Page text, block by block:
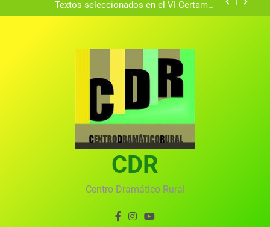
Textos seleccionados en el VI Certamen
Gala del Centro Dramático Rural 2025
Gala 2024 en el Centro Dramático Rural el 20 de
Textos seleccionados en el VI Certamen
Francisco Nieva de piezas breves teatrales
convocado por el Centro Dramático Rural de Mira
(Cuenca)
Gala anual virtual del Centro Dramático Rural de
CDR
Centro Dramático Rural